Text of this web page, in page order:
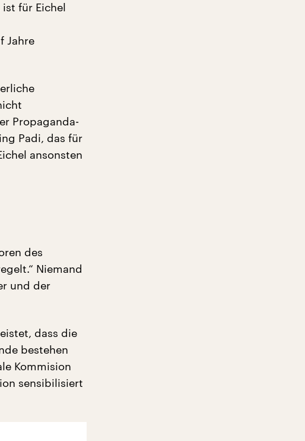
für Eichel
Jahre
Propaganda-
Padi, das für
ansonsten
des
Niemand
und der
dass die
bestehen
Kommision
sensibilisiert